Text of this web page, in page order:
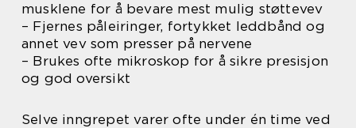
musklene for å bevare mest mulig støttevev
– Fjernes påleiringer, fortykket leddbånd og
annet vev som presser på nervene
– Brukes ofte mikroskop for å sikre presisjon
og god oversikt
Selve inngrepet varer ofte under én time ved